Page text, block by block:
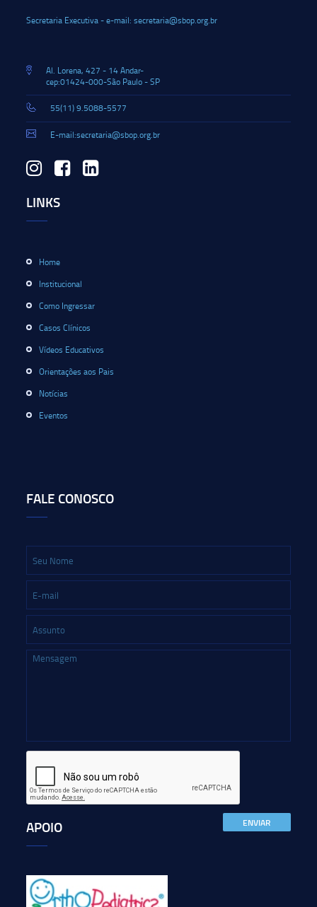
Secretaria Executiva - e-mail: secretaria@sbop.org.br
Al. Lorena, 427 - 14 Andar-
cep:01424-000-São Paulo - SP
55(11) 9.5088-5577
E-mail:secretaria@sbop.org.br
LINKS
Home
Institucional
Como Ingressar
Casos Clínicos
Vídeos Educativos
Orientações aos Pais
Notícias
Eventos
FALE CONOSCO
ENVIAR
APOIO